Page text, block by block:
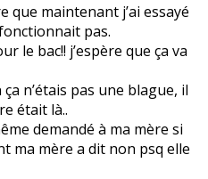
que maintenant j’ai essayé
pas.
le bac!! j’espère que ça va
n’étais pas une blague, il
était là..
demandé à ma mère si
ma mère a dit non psq elle